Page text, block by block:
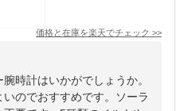
価格と在庫を楽天でチェック >>
時計はいかがでしょうか。
のでおすすめです。ソーラ